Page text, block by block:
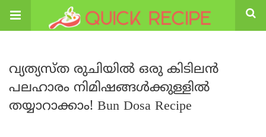
വ്യത്യസ്ത രുചിയിൽ ഒരു കിടിലൻ
പലഹാരം നിമിഷങ്ങൾക്കുള്ളിൽ
തയ്യാറാക്കാം! Bun Dosa Recipe